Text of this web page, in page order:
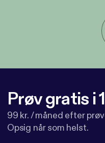
Prøv gratis i
99 kr. / måned efter
Opsig når som helst.